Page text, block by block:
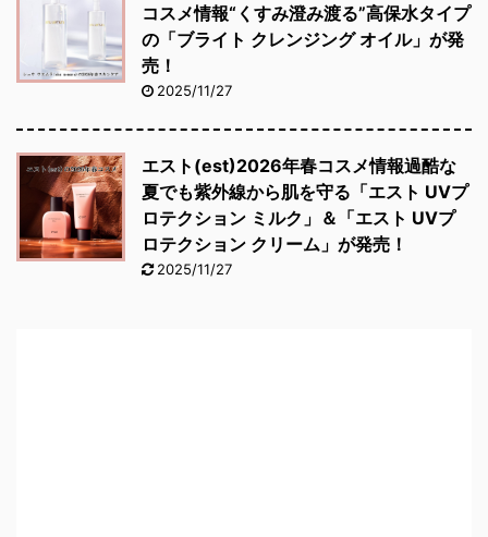
コスメ情報“くすみ澄み渡る”高保水タイプ
の「ブライト クレンジング オイル」が発
売！
2025/11/27
エスト(est)2026年春コスメ情報過酷な
夏でも紫外線から肌を守る「エスト UVプ
ロテクション ミルク」＆「エスト UVプ
ロテクション クリーム」が発売！
2025/11/27